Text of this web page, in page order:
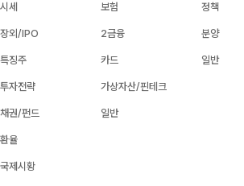
시세
장외/IPO
특징주
투자전략
채권/펀드
환율
국제시황
보험
2금융
카드
가상자산/핀테크
일반
정책
분양
일반